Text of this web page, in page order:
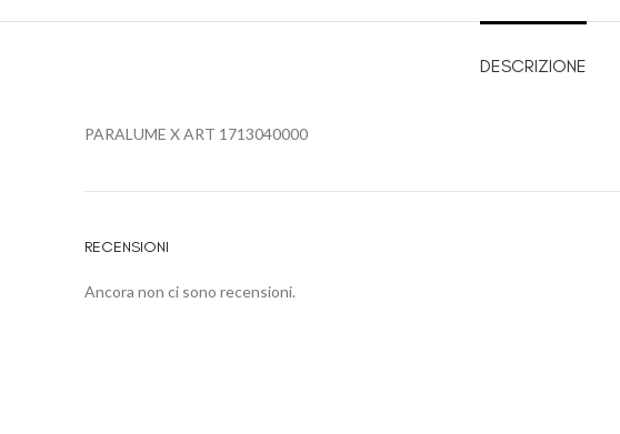
DESCRIZIONE
PARALUME X ART 1713040000
RECENSIONI
Ancora non ci sono recensioni.